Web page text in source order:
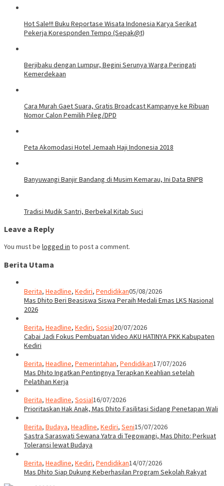
Hot Sale!!! Buku Reportase Wisata Indonesia Karya Serikat
Pekerja Koresponden Tempo (Sepak@t)
Berjibaku dengan Lumpur, Begini Serunya Warga Peringati
Kemerdekaan
Cara Murah Gaet Suara, Gratis Broadcast Kampanye ke Ribuan
Nomor Calon Pemilih Pileg/DPD
Peta Akomodasi Hotel Jemaah Haji Indonesia 2018
Banyuwangi Banjir Bandang di Musim Kemarau, Ini Data BNPB
Tradisi Mudik Santri, Berbekal Kitab Suci
Leave a Reply
You must be logged in to post a comment.
Berita Utama
Berita, Headline, Kediri, Pendidikan05/08/2026
Mas Dhito Beri Beasiswa Siswa Peraih Medali Emas LKS Nasional
2026
Berita, Headline, Kediri, Sosial20/07/2026
Cabai Jadi Fokus Pembuatan Video AKU HATINYA PKK Kabupaten
Kediri
Berita, Headline, Pemerintahan, Pendidikan17/07/2026
Mas Dhito Ingatkan Pentingnya Terapkan Keahlian setelah
Pelatihan Kerja
Berita, Headline, Sosial16/07/2026
Prioritaskan Hak Anak, Mas Dhito Fasilitasi Sidang Penetapan Wali
Berita, Budaya, Headline, Kediri, Seni15/07/2026
Sastra Saraswati Sewana Yatra di Tegowangi, Mas Dhito: Perkuat
Toleransi lewat Budaya
Berita, Headline, Kediri, Pendidikan14/07/2026
Mas Dhito Siap Dukung Keberhasilan Program Sekolah Rakyat